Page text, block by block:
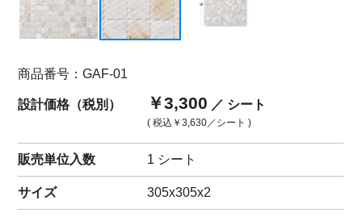
商品番号：GAF-01
設計価格（税別） ￥3,300 ／ シート
( 税込 ￥3,630／シート )
販売単位入数 1 シート
サイズ 305x305x2